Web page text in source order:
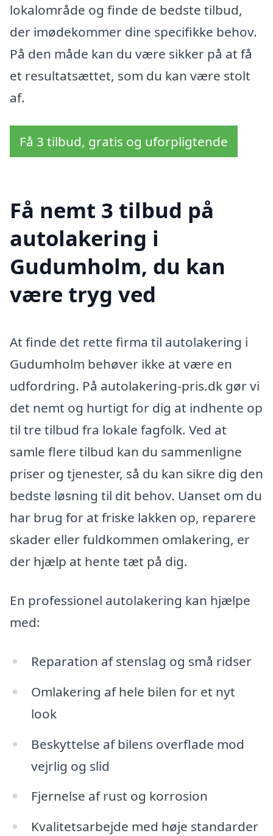
lokalområde og finde de bedste tilbud,
der imødekommer dine specifikke behov.
På den måde kan du være sikker på at få
et resultatsættet, som du kan være stolt
af.
Få 3 tilbud, gratis og uforpligtende
Få nemt 3 tilbud på
autolakering i
Gudumholm, du kan
være tryg ved
At finde det rette firma til autolakering i
Gudumholm behøver ikke at være en
udfordring. På autolakering-pris.dk gør vi
det nemt og hurtigt for dig at indhente op
til tre tilbud fra lokale fagfolk. Ved at
samle flere tilbud kan du sammenligne
priser og tjenester, så du kan sikre dig den
bedste løsning til dit behov. Uanset om du
har brug for at friske lakken op, reparere
skader eller fuldkommen omlakering, er
der hjælp at hente tæt på dig.
En professionel autolakering kan hjælpe
med:
Reparation af stenslag og små ridser
Omlakering af hele bilen for et nyt
look
Beskyttelse af bilens overflade mod
vejrlig og slid
Fjernelse af rust og korrosion
Kvalitetsarbejde med høje standarder